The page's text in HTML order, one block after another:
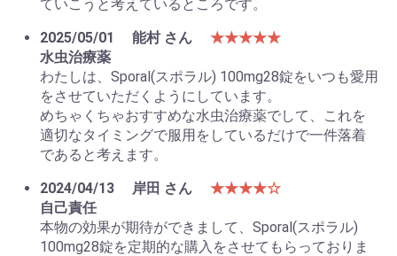
お買い物を続ける
ていこうと考えているところです。
2025/05/01
能村 さん
★★★★★
水虫治療薬
わたしは、Sporal(スポラル) 100mg28錠をいつも愛用
をさせていただくようにしています。
めちゃくちゃおすすめな水虫治療薬でして、これを
適切なタイミングで服用をしているだけで一件落着
であると考えます。
2024/04/13
岸田 さん
★★★★☆
自己責任
本物の効果が期待ができまして、Sporal(スポラル)
100mg28錠を定期的な購入をさせてもらっておりま